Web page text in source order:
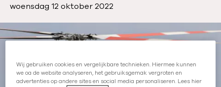
P
b
l
woensdag 12 oktober 2022
Wij gebruiken cookies en vergelijkbare technieken. Hiermee kunnen
we oa de website analyseren, het gebruiksgemak vergroten en
advertenties op andere sites en social media personaliseren. Lees hier